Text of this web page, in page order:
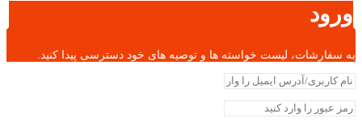
ورود
به سفارشات، لیست خواسته ها و توصیه های خود دسترسی پیدا کنید.